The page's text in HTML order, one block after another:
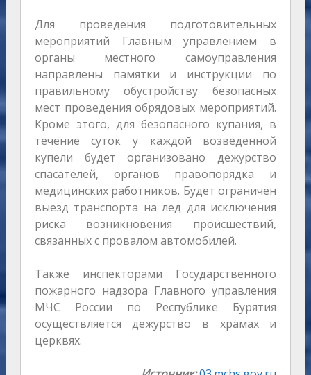
Для проведения подготовительных
мероприятий Главным управлением в
органы местного самоуправления
направлены памятки и инструкции по
правильному обустройству безопасных
мест проведения обрядовых мероприятий.
Кроме этого, для безопасного купания, в
течение суток у каждой возведенной
купели будет организовано дежурство
спасателей, органов правопорядка и
медицинских работников. Будет ограничен
выезд транспорта на лед для исключения
риска возникновения происшествий,
связанных с провалом автомобилей.
Также инспекторами Государственного
пожарного надзора Главного управления
МЧС России по Республике Бурятия
осуществляется дежурство в храмах и
церквях.